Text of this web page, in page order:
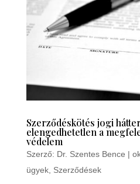
Szerződéskötés jogi
elengedhetetlen a
védelem
Szerző: Dr. Szentes Bence |
ügyek, Szerződések